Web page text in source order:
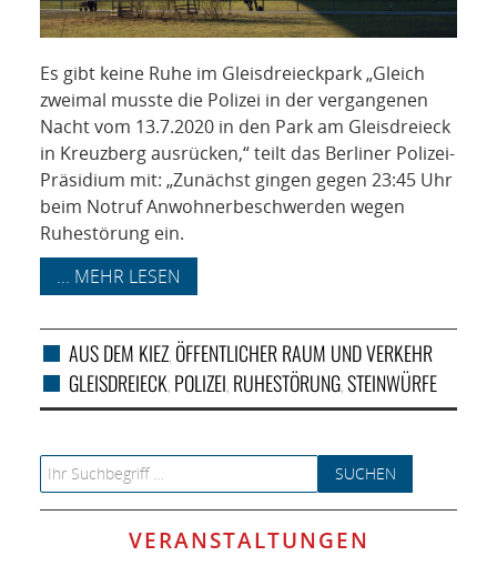
Es gibt keine Ruhe im Gleisdreieckpark „Gleich
zweimal musste die Polizei in der vergangenen
Nacht vom 13.7.2020 in den Park am Gleisdreieck
in Kreuzberg ausrücken,“ teilt das Berliner Polizei-
Präsidium mit: „Zunächst gingen gegen 23:45 Uhr
beim Notruf Anwohnerbeschwerden wegen
Ruhestörung ein.
... MEHR LESEN
AUS DEM KIEZ, ÖFFENTLICHER RAUM UND VERKEHR
GLEISDREIECK, POLIZEI, RUHESTÖRUNG,STEINWÜRFE
Search for:
VERANSTALTUNGEN